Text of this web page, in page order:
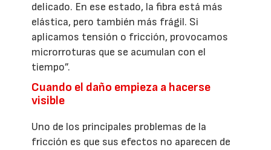
delicado. En ese estado, la fibra está más
elástica, pero también más frágil. Si
aplicamos tensión o fricción, provocamos
microrroturas que se acumulan con el
tiempo”.
Cuando el daño empieza a hacerse
visible
Uno de los principales problemas de la
fricción es que sus efectos no aparecen de